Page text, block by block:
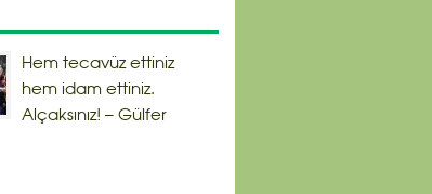
Hem tecavüz ettiniz
hem idam ettiniz.
Alçaksınız! – Gülfer